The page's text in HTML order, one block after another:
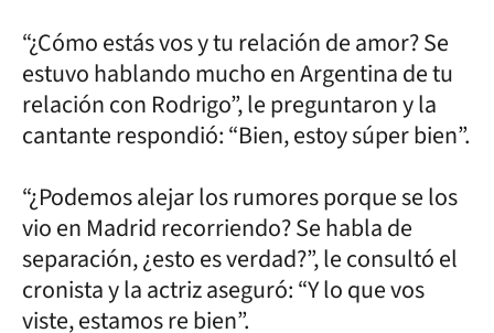
“¿Cómo estás vos y tu relación de amor? Se
estuvo hablando mucho en Argentina de tu
relación con Rodrigo”, le preguntaron y la
cantante respondió: “Bien, estoy súper bien”.
“¿Podemos alejar los rumores porque se los
vio en Madrid recorriendo? Se habla de
separación, ¿esto es verdad?”, le consultó el
cronista y la actriz aseguró: “Y lo que vos
viste, estamos re bien”.